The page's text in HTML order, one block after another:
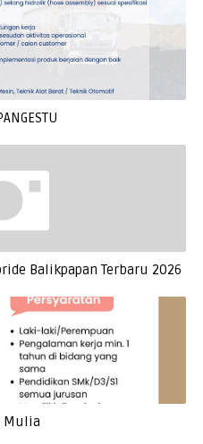
Balikpapan Terbaru 2026
Mulia